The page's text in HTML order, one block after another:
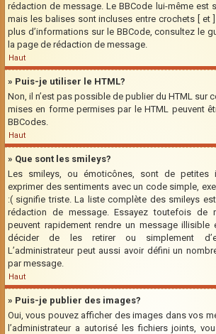
rédaction de message. Le BBCode lui-même est
mais les balises sont incluses entre crochets [ et
plus d’informations sur le BBCode, consultez le
la page de rédaction de message.
Haut
» Puis-je utiliser le HTML?
Non, il n’est pas possible de publier du HTML sur
mises en forme permises par le HTML peuvent
BBCodes.
Haut
» Que sont les smileys?
Les smileys, ou émoticônes, sont de petites
exprimer des sentiments avec un code simple,
:( signifie triste. La liste complète des smileys
rédaction de message. Essayez toutefois de
peuvent rapidement rendre un message illisible
décider de les retirer ou simplement
L’administrateur peut aussi avoir défini un
par message.
Haut
» Puis-je publier des images?
Oui, vous pouvez afficher des images dans vos
l’administrateur a autorisé les fichiers joints,